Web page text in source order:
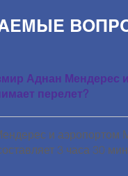
Аднан Мендерес и
перелет?
и аэропортом
3 часа 30